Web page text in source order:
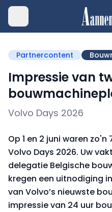
Partnercontent
Impressie van
Volvo Days 2026
Op 1 en 2 juni waren
Volvo Days 2026. Uw
delegatie Belgische
kregen een uitnodiging
van Volvo’s nieuwste
impressie van 24 uur